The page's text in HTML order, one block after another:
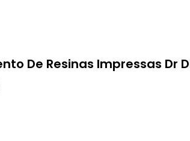
De Resinas Impressas Dr